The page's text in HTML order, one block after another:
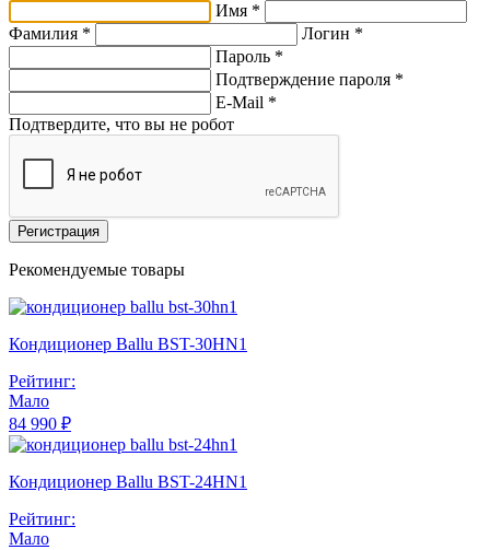
Имя *
Фамилия *
Логин *
Пароль *
Подтверждение пароля *
E-Mail *
Подтвердите, что вы не робот
Регистрация
Рекомендуемые товары
Кондиционер Ballu BST-30HN1
Рейтинг:
Мало
84 990 ₽
Кондиционер Ballu BST-24HN1
Рейтинг:
Мало